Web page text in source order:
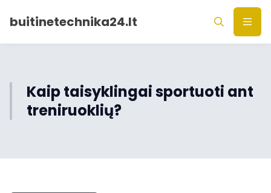
buitinetechnika24.lt
Kaip taisyklingai sportuoti ant
treniruoklių?